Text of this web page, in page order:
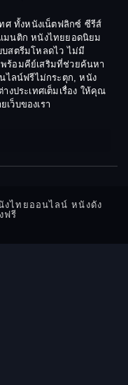
าย
1973
1971
1969
1964
ทศ ทั้งหนังเน็ตฟลิกซ์ ซีรีส์
มนติก หนังไทยยอดนิยม
บสตรีมโหลดไว ไม่มี
ร้อมคีย์เสริมที่ช่วยค้นหา
ไลน์ฟรีไม่กระตุก, หนัง
งประเทศเต็มเรื่อง ให้คุณ
ว็บของเรา
งไทยออนไลน์ หนังดัง
ฟรี